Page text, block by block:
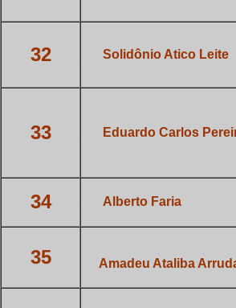
32 Solidônio Atico Leite
33 Eduardo Carlos
34 Alberto Faria
35 Amadeu Ataliba